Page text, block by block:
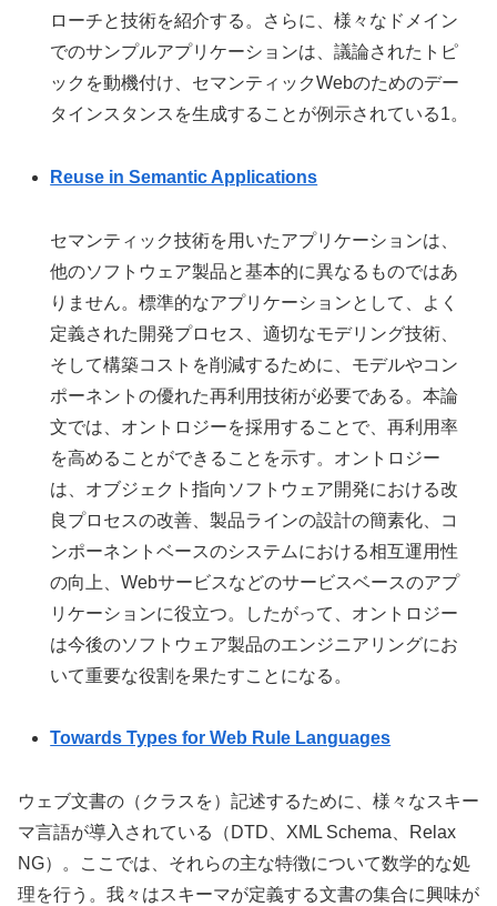
ローチと技術を紹介する。さらに、様々なドメイン
でのサンプルアプリケーションは、議論されたトピ
ックを動機付け、セマンティックWebのためのデー
タインスタンスを生成することが例示されている1。
Reuse in Semantic Applications
セマンティック技術を用いたアプリケーションは、
他のソフトウェア製品と基本的に異なるものではあ
りません。標準的なアプリケーションとして、よく
定義された開発プロセス、適切なモデリング技術、
そして構築コストを削減するために、モデルやコン
ポーネントの優れた再利用技術が必要である。本論
文では、オントロジーを採用することで、再利用率
を高めることができることを示す。オントロジー
は、オブジェクト指向ソフトウェア開発における改
良プロセスの改善、製品ラインの設計の簡素化、コ
ンポーネントベースのシステムにおける相互運用性
の向上、Webサービスなどのサービスベースのアプ
リケーションに役立つ。したがって、オントロジー
は今後のソフトウェア製品のエンジニアリングにお
いて重要な役割を果たすことになる。
Towards Types for Web Rule Languages
ウェブ文書の（クラスを）記述するために、様々なスキー
マ言語が導入されている（DTD、XML Schema、Relax
NG）。ここでは、それらの主な特徴について数学的な処
理を行う。我々はスキーマが定義する文書の集合に興味が